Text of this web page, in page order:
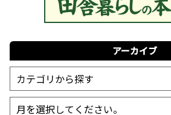
アーカイブ